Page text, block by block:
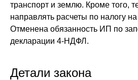
транспорт и землю. Кроме того,
направлять расчеты по налогу
Отменена обязанность ИП по
декларации 4-НДФЛ.
Детали закона